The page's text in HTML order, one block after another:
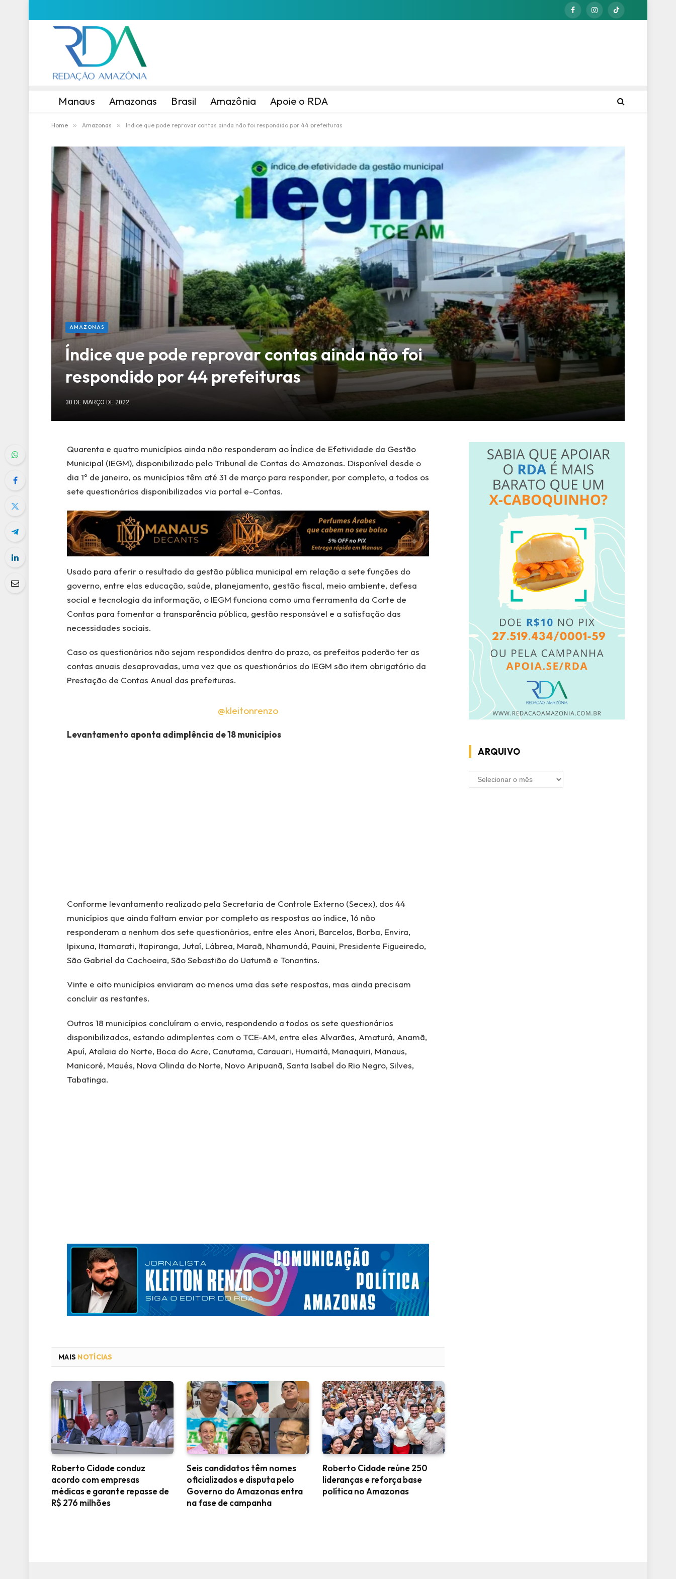
FacebookInstagramTikTok
Manaus Amazonas Brasil Amazônia Apoie o RDA
Home » Amazonas » Índice que pode reprovar contas ainda não foi respondido por 44 prefeituras
AMAZONAS
Índice que pode reprovar contas ainda não foi
respondido por 44 prefeituras
30 DE MARÇO DE 2022
Quarenta e quatro municípios ainda não responderam ao Índice de Efetividade da Gestão
Municipal (IEGM), disponibilizado pelo Tribunal de Contas do Amazonas. Disponível desde o
dia 1º de janeiro, os municípios têm até 31 de março para responder, por completo, a todos os
sete questionários disponibilizados via portal e-Contas.
Usado para aferir o resultado da gestão pública municipal em relação a sete funções do
governo, entre elas educação, saúde, planejamento, gestão fiscal, meio ambiente, defesa
social e tecnologia da informação, o IEGM funciona como uma ferramenta da Corte de
Contas para fomentar a transparência pública, gestão responsável e a satisfação das
necessidades sociais.
Caso os questionários não sejam respondidos dentro do prazo, os prefeitos poderão ter as
contas anuais desaprovadas, uma vez que os questionários do IEGM são item obrigatório da
Prestação de Contas Anual das prefeituras.
@kleitonrenzo
Levantamento aponta adimplência de 18 municípios
Conforme levantamento realizado pela Secretaria de Controle Externo (Secex), dos 44
municípios que ainda faltam enviar por completo as respostas ao índice, 16 não
responderam a nenhum dos sete questionários, entre eles Anori, Barcelos, Borba, Envira,
Ipixuna, Itamarati, Itapiranga, Jutaí, Lábrea, Maraã, Nhamundá, Pauini, Presidente Figueiredo,
São Gabriel da Cachoeira, São Sebastião do Uatumã e Tonantins.
Vinte e oito municípios enviaram ao menos uma das sete respostas, mas ainda precisam
concluir as restantes.
Outros 18 municípios concluíram o envio, respondendo a todos os sete questionários
disponibilizados, estando adimplentes com o TCE-AM, entre eles Alvarães, Amaturá, Anamã,
Apuí, Atalaia do Norte, Boca do Acre, Canutama, Carauari, Humaitá, Manaquiri, Manaus,
Manicoré, Maués, Nova Olinda do Norte, Novo Aripuanã, Santa Isabel do Rio Negro, Silves,
Tabatinga.
MAIS NOTÍCIAS
Roberto Cidade conduz
acordo com empresas
médicas e garante repasse de
R$ 276 milhões
Seis candidatos têm nomes
oficializados e disputa pelo
Governo do Amazonas entra
na fase de campanha
Roberto Cidade reúne 250
lideranças e reforça base
política no Amazonas
ARQUIVO
ARQUIVO